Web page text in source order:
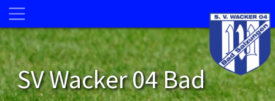
SV Wacker 04 Bad